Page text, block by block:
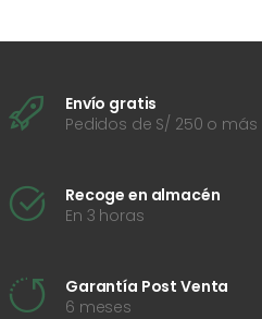
Envío gratis
Pedidos de S/ 250 o más
Recoge en almacén
En 3 horas
Garantía Post Venta
6 meses